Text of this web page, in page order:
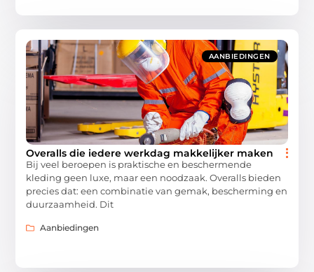
AANBIEDINGEN
Overalls die iedere werkdag makkelijker maken
Bij veel beroepen is praktische en beschermende
kleding geen luxe, maar een noodzaak. Overalls bieden
precies dat: een combinatie van gemak, bescherming en
duurzaamheid. Dit
Aanbiedingen